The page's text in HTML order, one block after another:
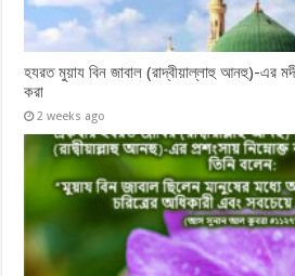
হযরত মুয়ায বিন জাবাল (রাদ্বীয়াল্লাহু আনহু)-এর
করা
2 weeks ago